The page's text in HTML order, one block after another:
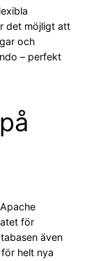
det möjligt att
och
– perfekt
för
även
helt nya